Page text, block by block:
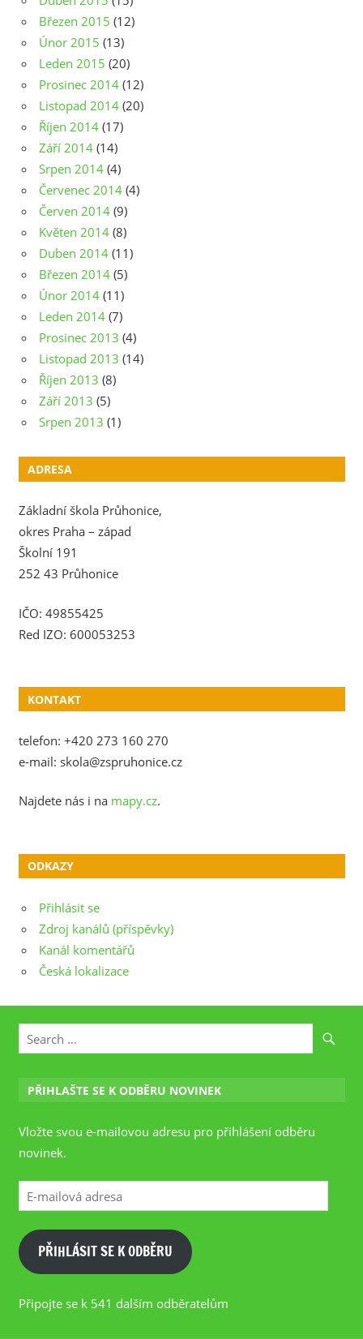
Březen 2015 (12)
Únor 2015 (13)
Leden 2015 (20)
Prosinec 2014 (12)
Listopad 2014 (20)
Říjen 2014 (17)
Září 2014 (14)
Srpen 2014 (4)
Červenec 2014 (4)
Červen 2014 (9)
Květen 2014 (8)
Duben 2014 (11)
Březen 2014 (5)
Únor 2014 (11)
Leden 2014 (7)
Prosinec 2013 (4)
Listopad 2013 (14)
Říjen 2013 (8)
Září 2013 (5)
Srpen 2013 (1)
ADRESA
Základní škola Průhonice,
okres Praha – západ
Školní 191
252 43 Průhonice
IČO: 49855425
Red IZO: 600053253
KONTAKT
telefon: +420 273 160 270
e-mail: skola@zspruhonice.cz
Najdete nás i na mapy.cz.
ODKAZY
Přihlásit se
Zdroj kanálů (příspěvky)
Kanál komentářů
Česká lokalizace
PŘIHLAŠTE SE K ODBĚRU NOVINEK
Vložte svou e-mailovou adresu pro přihlášení odběru
novinek.
E-
mailová
adresa
PŘIHLÁSIT SE K ODBĚRU
Připojte se k 541 dalším odběratelům